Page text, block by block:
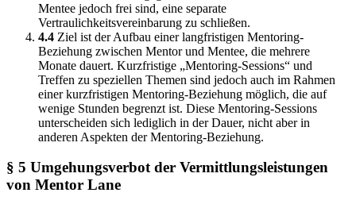
Mentee jedoch frei sind, eine separate
Vertraulichkeitsvereinbarung zu schließen.
4.4 Ziel ist der Aufbau einer langfristigen Mentoring-
Beziehung zwischen Mentor und Mentee, die mehrere
Monate dauert. Kurzfristige „Mentoring-Sessions“ und
Treffen zu speziellen Themen sind jedoch auch im Rahmen
einer kurzfristigen Mentoring-Beziehung möglich, die auf
wenige Stunden begrenzt ist. Diese Mentoring-Sessions
unterscheiden sich lediglich in der Dauer, nicht aber in
anderen Aspekten der Mentoring-Beziehung.
§ 5 Umgehungsverbot der Vermittlungsleistungen
von Mentor Lane